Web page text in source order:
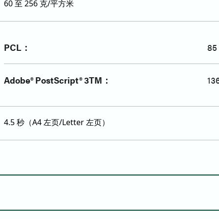
60 至 256 克/平方米
PCL：
Adobe® PostScript® 3TM：
4.5 秒（A4 左页/Letter 左页）